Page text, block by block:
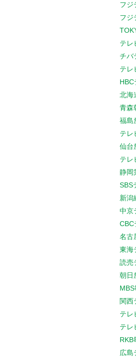
フジ
フジ
テレ
チバ
テレ
HBC
北海
青森
福島
テレ
仙台
テレ
静岡
SBS
新潟
中京
CBC
名古
東海
読売
朝日
関西
テレ
テレ
RKB
広島